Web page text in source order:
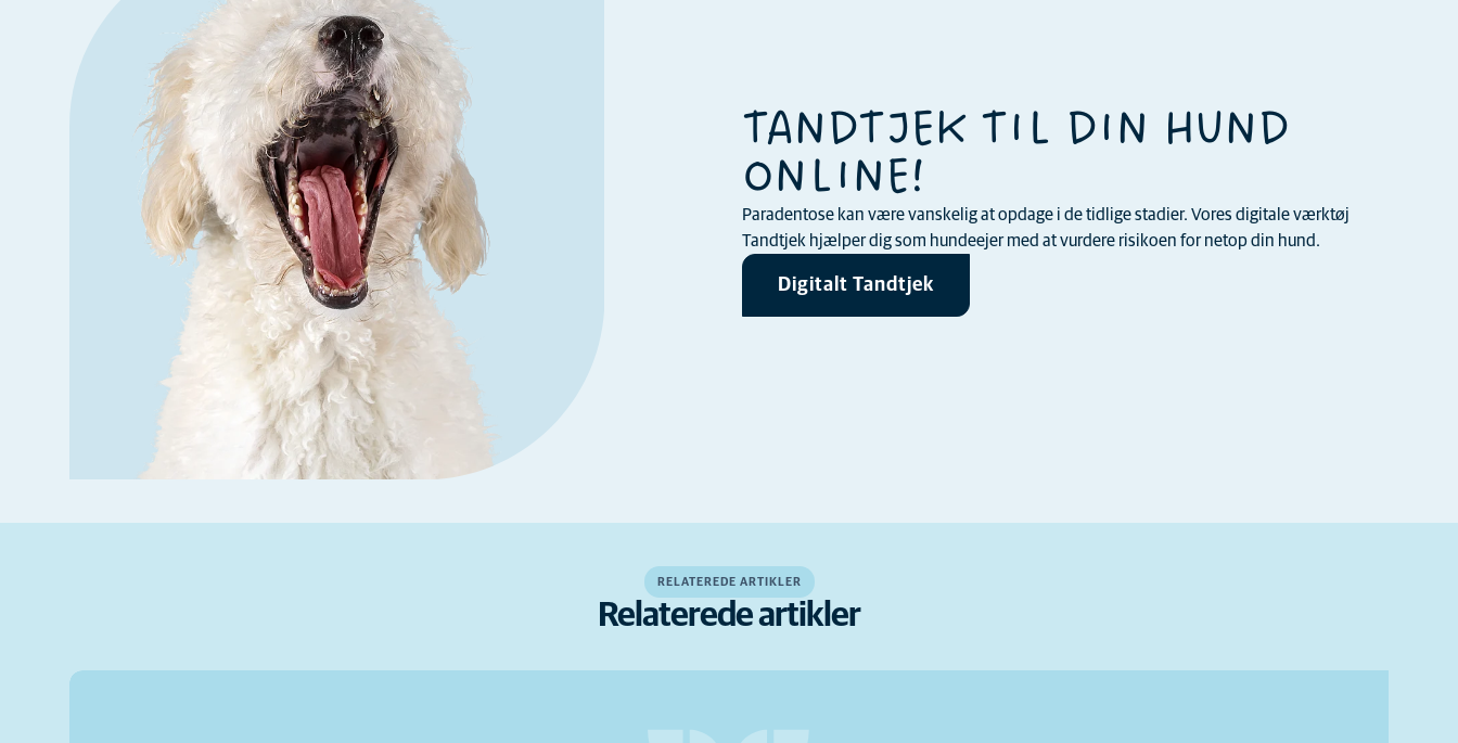
TANDTJEK TIL DIN HUND
ONLINE!
Paradentose kan være vanskelig at opdage i de tidlige stadier. Vores digitale værktøj
Tandtjek hjælper dig som hundeejer med at vurdere risikoen for netop din hund.
Digitalt Tandtjek
RELATEREDE ARTIKLER
Relaterede artikler